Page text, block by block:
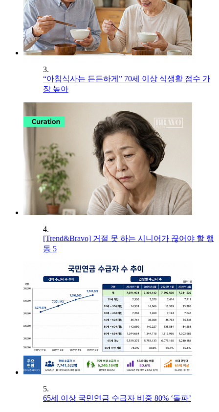
3.
“아침식사는 든든하게” 70세 이상 식생활 점수 가
장 높아
4.
[Trend&Bravo] 거절 못 하는 시니어가 끊어야 할 행
동 5
5.
65세 이상 국민연금 수급자 비중 80% ‘돌파’